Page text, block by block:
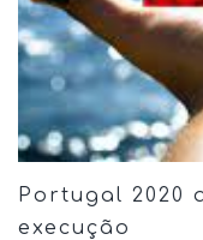
Portugal 2020
execução